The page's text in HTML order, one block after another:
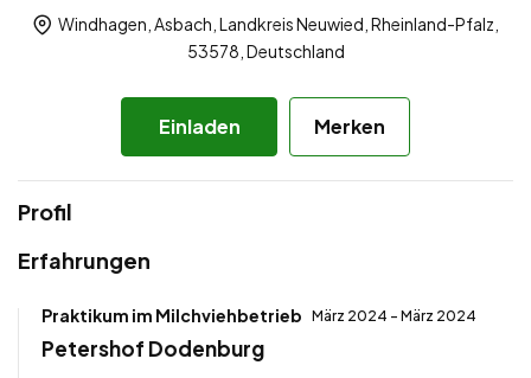
Windhagen, Asbach, Landkreis Neuwied, Rheinland-Pfalz,
53578, Deutschland
Einladen Merken
Profil
Erfahrungen
Praktikum im Milchviehbetrieb März 2024 - März 2024
Petershof Dodenburg